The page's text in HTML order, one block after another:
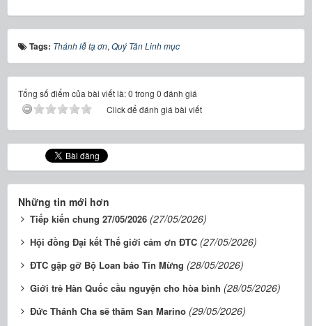
Tags: Thánh lễ tạ ơn, Quý Tân Linh mục
Tổng số điểm của bài viết là: 0 trong 0 đánh giá
Click để đánh giá bài viết
Những tin mới hơn
Tiếp kiến chung 27/05/2026 (27/05/2026)
Hội đồng Đại kết Thế giới cảm ơn ĐTC (27/05/2026)
ĐTC gặp gỡ Bộ Loan báo Tin Mừng (28/05/2026)
Giới trẻ Hàn Quốc cầu nguyện cho hòa bình (28/05/2026)
Đức Thánh Cha sẽ thăm San Marino (29/05/2026)